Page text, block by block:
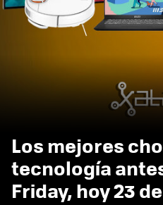
Los mejores
tecnología
Friday, hoy 23